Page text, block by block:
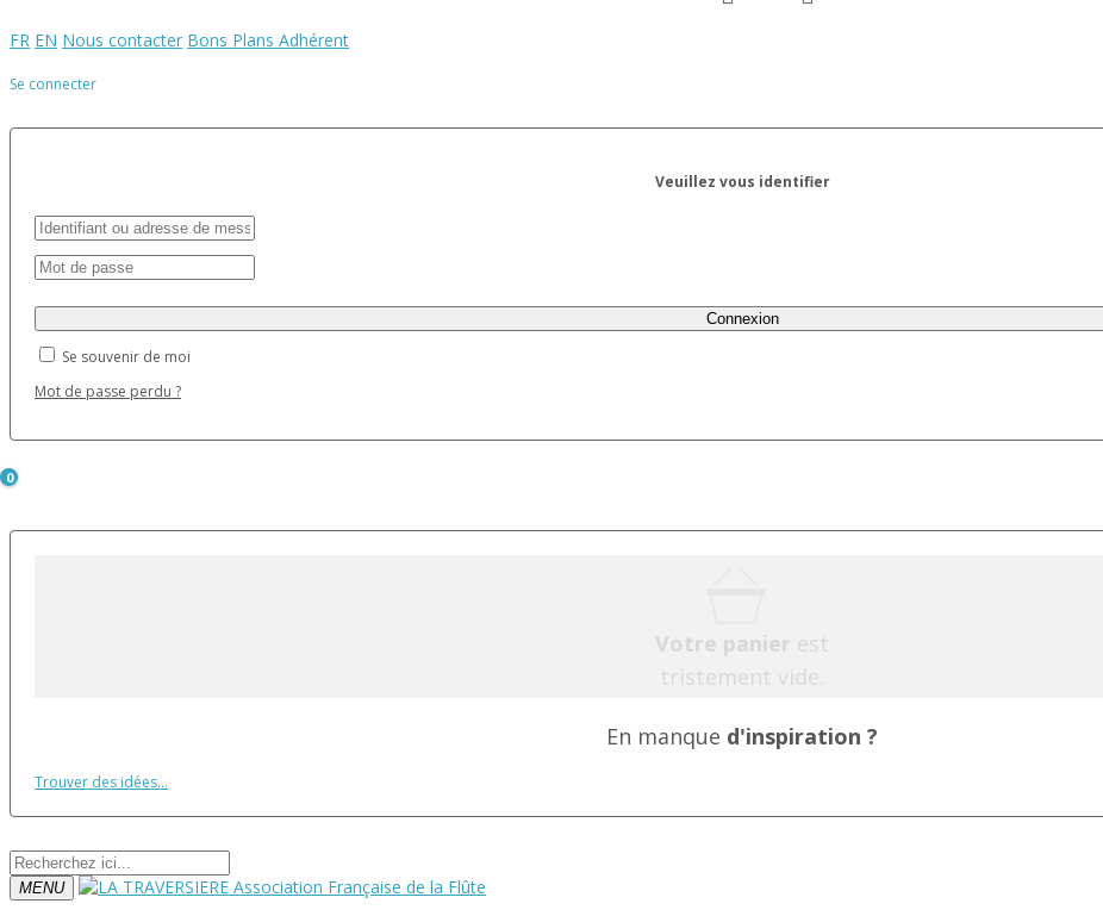
FR EN Nous contacter Bons Plans Adhérent
Se connecter
Veuillez vous identifier
Se souvenir de moi
Mot de passe perdu ?
0
Votre panier est
tristement vide.
En manque d'inspiration ?
Trouver des idées...
MENU